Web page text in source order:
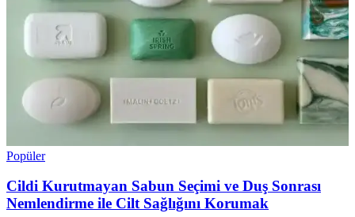
Popüler
Cildi Kurutmayan Sabun Seçimi ve Duş Sonrası
Nemlendirme ile Cilt Sağlığını Korumak